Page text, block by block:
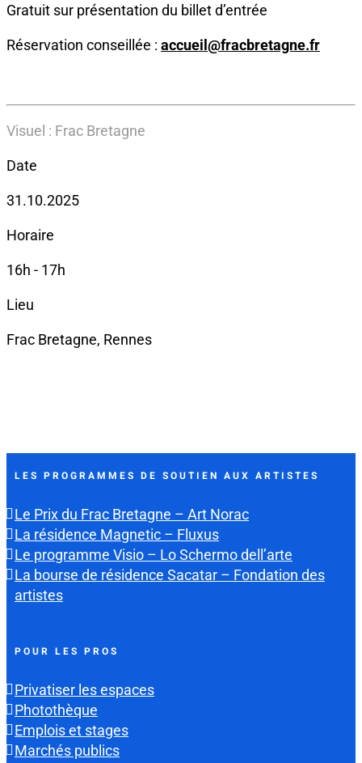
Gratuit sur présentation du billet d’entrée
Réservation conseillée : accueil@fracbretagne.fr
Visuel : Frac Bretagne
Date
31.10.2025
Horaire
16h - 17h
Lieu
Frac Bretagne, Rennes
LES PROGRAMMES DE SOUTIEN AUX ARTISTES
Le Prix du Frac Bretagne – Art Norac
La résidence Magnetic – Fluxus
Le programme Visio – Lo Schermo dell’arte
La bourse de résidence Sacatar – Fondation des
artistes
POUR LES PROS
Privatiser les espaces
Photothèque
Emplois et stages
Marchés publics